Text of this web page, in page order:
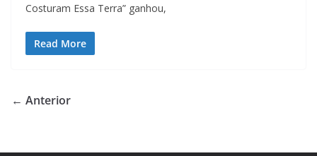
Costuram Essa Terra” ganhou,
Read More
← Anterior